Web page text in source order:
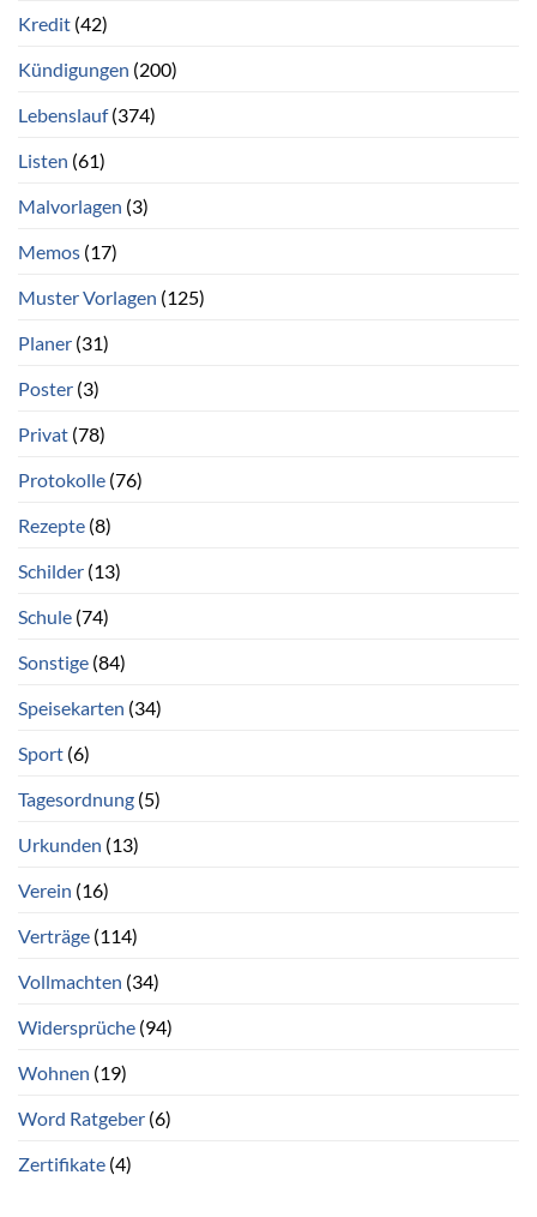
Kredit (42)
Kündigungen (200)
Lebenslauf(374)
Listen (61)
Malvorlagen (3)
Memos (17)
Muster Vorlagen (125)
Planer (31)
Poster (3)
Privat (78)
Protokolle (76)
Rezepte (8)
Schilder (13)
Schule (74)
Sonstige (84)
Speisekarten (34)
Sport (6)
Tagesordnung (5)
Urkunden (13)
Verein (16)
Verträge (114)
Vollmachten (34)
Widersprüche (94)
Wohnen (19)
Word Ratgeber (6)
Zertifikate (4)